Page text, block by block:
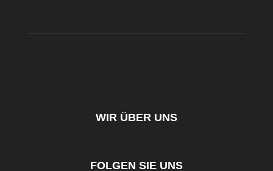
WIR ÜBER UNS
FOLGEN SIE UNS